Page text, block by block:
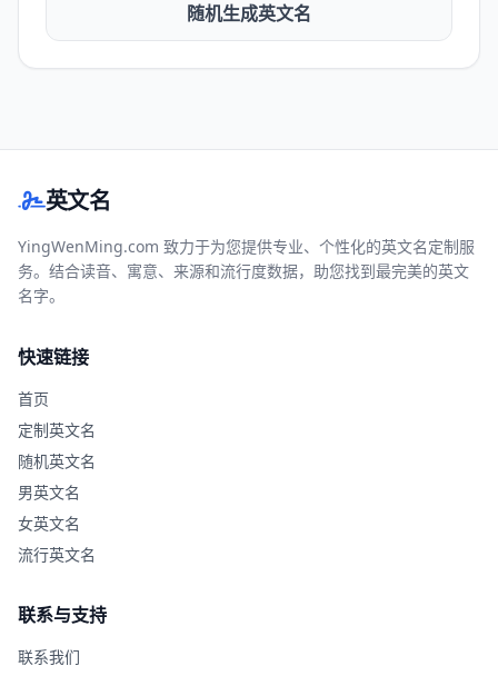
随机生成英文名
英文名
YingWenMing.com 致力于为您提供专业、个性化的英文名定制服
务。结合读音、寓意、来源和流行度数据，助您找到最完美的英文
名字。
快速链接
首页
定制英文名
随机英文名
男英文名
女英文名
流行英文名
联系与支持
联系我们